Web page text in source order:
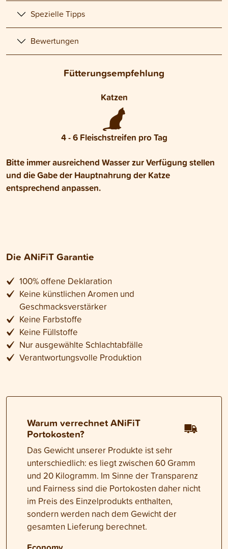
Spezielle Tipps
Bewertungen
Fütterungsempfehlung
Katzen
4 - 6 Fleischstreifen pro Tag
Bitte immer ausreichend Wasser zur Verfügung stellen
und die Gabe der Hauptnahrung der Katze
entsprechend anpassen.
Die ANiFiT Garantie
100% offene Deklaration
Keine künstlichen Aromen und
Geschmacksverstärker
Keine Farbstoffe
Keine Füllstoffe
Nur ausgewählte Schlachtabfälle
Verantwortungsvolle Produktion
Warum verrechnet ANiFiT
Portokosten?
Das Gewicht unserer Produkte ist sehr
unterschiedlich: es liegt zwischen 60 Gramm
und 20 Kilogramm. Im Sinne der Transparenz
und Fairness sind die Portokosten daher nicht
im Preis des Einzelprodukts enthalten,
sondern werden nach dem Gewicht der
gesamten Lieferung berechnet.